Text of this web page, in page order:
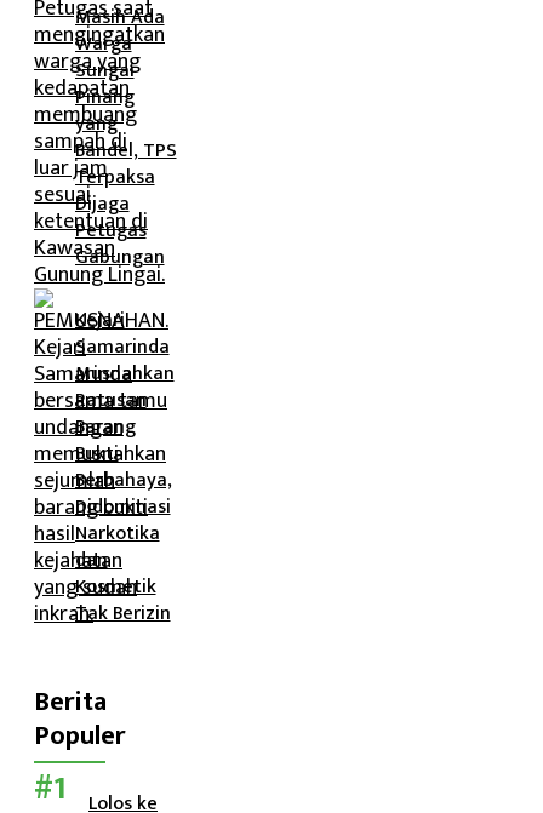
Masih Ada
Warga
Sungai
Pinang
yang
Bandel, TPS
Terpaksa
Dijaga
Petugas
Gabungan
Kejari
Samarinda
Musnahkan
Ratusan
Barang
Bukti
Berbahaya,
Didominasi
Narkotika
dan
Kosmetik
Tak Berizin
Berita
Populer
Lolos ke